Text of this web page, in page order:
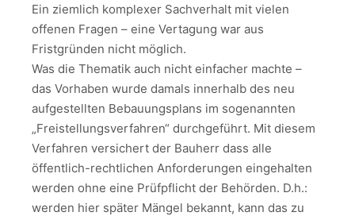
Ein ziemlich komplexer Sachverhalt mit vielen
offenen Fragen – eine Vertagung war aus
Fristgründen nicht möglich.
Was die Thematik auch nicht einfacher machte –
das Vorhaben wurde damals innerhalb des neu
aufgestellten Bebauungsplans im sogenannten
„Freistellungsverfahren“ durchgeführt. Mit diesem
Verfahren versichert der Bauherr dass alle
öffentlich-rechtlichen Anforderungen eingehalten
werden ohne eine Prüfpflicht der Behörden. D.h.:
werden hier später Mängel bekannt, kann das zu